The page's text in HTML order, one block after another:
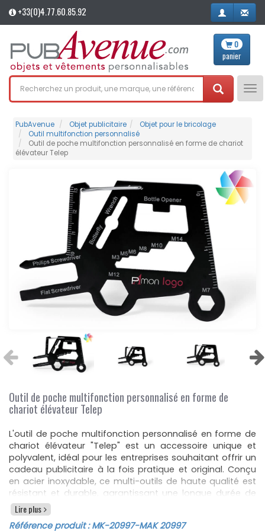
+33(0)4.77.60.85.92
0
panier
PubAvenue Objet publicitaire
Objet pour le bricolage
Outil multifonction personnalisé
Outil de poche multifonction personnalisé en forme de chariot
élévateur Telep
Outil de poche multifonction personnalisé en forme de
chariot élévateur Telep
L'outil de poche multifonction personnalisé en forme de
chariot élévateur "Telep" est un accessoire unique et
polyvalent, idéal pour les entreprises souhaitant offrir un
cadeau publicitaire à la fois pratique et original. Conçu
en acier inoxydable, ce multi-outils de haute qualité est
résistant et durable, garantissant une longue durée de
vie à chaque utilisateur.
Avec ses 16 fonctions intégrées, cet outil compact est
Lire plus
Référence produit :MK-20997-MAK 20997